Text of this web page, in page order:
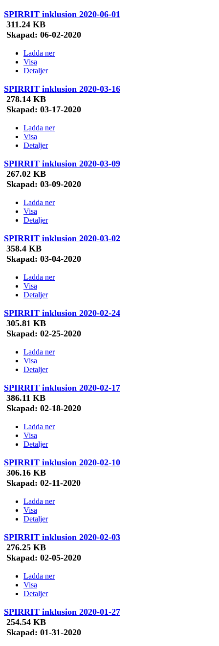
SPIRRIT inklusion 2020-06-01
311.24 KB
Skapad: 06-02-2020
Ladda ner
Visa
Detaljer
SPIRRIT inklusion 2020-03-16
278.14 KB
Skapad: 03-17-2020
Ladda ner
Visa
Detaljer
SPIRRIT inklusion 2020-03-09
267.02 KB
Skapad: 03-09-2020
Ladda ner
Visa
Detaljer
SPIRRIT inklusion 2020-03-02
358.4 KB
Skapad: 03-04-2020
Ladda ner
Visa
Detaljer
SPIRRIT inklusion 2020-02-24
305.81 KB
Skapad: 02-25-2020
Ladda ner
Visa
Detaljer
SPIRRIT inklusion 2020-02-17
386.11 KB
Skapad: 02-18-2020
Ladda ner
Visa
Detaljer
SPIRRIT inklusion 2020-02-10
306.16 KB
Skapad: 02-11-2020
Ladda ner
Visa
Detaljer
SPIRRIT inklusion 2020-02-03
276.25 KB
Skapad: 02-05-2020
Ladda ner
Visa
Detaljer
SPIRRIT inklusion 2020-01-27
254.54 KB
Skapad: 01-31-2020